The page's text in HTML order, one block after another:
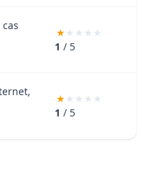
1 / 5
1 / 5